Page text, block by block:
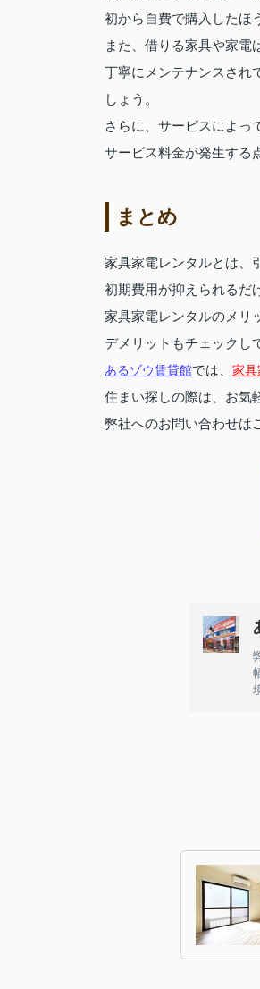
初から自費で購入したほ
また、借りる家具や家電
丁寧にメンテナンスされ
しょう。
さらに、サービスによっ
サービス料金が発生する
まとめ
家具家電レンタルとは、
初期費用が抑えられるだ
家具家電レンタルのメリ
デメリットもチェックし
あるゾウ賃貸館では、 家具
住まい探しの際は、お気
弊社へのお問い合わせは